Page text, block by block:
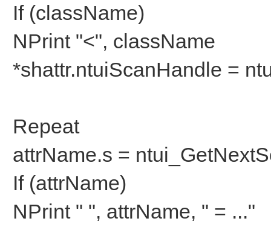
If (className)
NPrint "<", className
*shattr.ntuiScanHandle =
Repeat
attrName.s =
If (attrName)
NPrint " ", attrName, " = ..."